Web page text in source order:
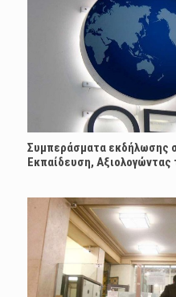
Συμπεράσματα εκδήλωσης
Εκπαίδευση,